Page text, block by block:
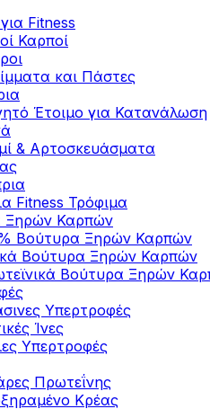
Fitness
Καρποί
και Πάστες
Έτοιμο για Κατανάλωση
& Αρτοσκευάσματα
Fitness Τρόφιμα
Ξηρών Καρπών
Βούτυρα Ξηρών Καρπών
Βούτυρα Ξηρών Καρπών
Βούτυρα Ξηρών
Υπερτροφές
Ίνες
Υπερτροφές
Πρωτεΐνης
Κρέας